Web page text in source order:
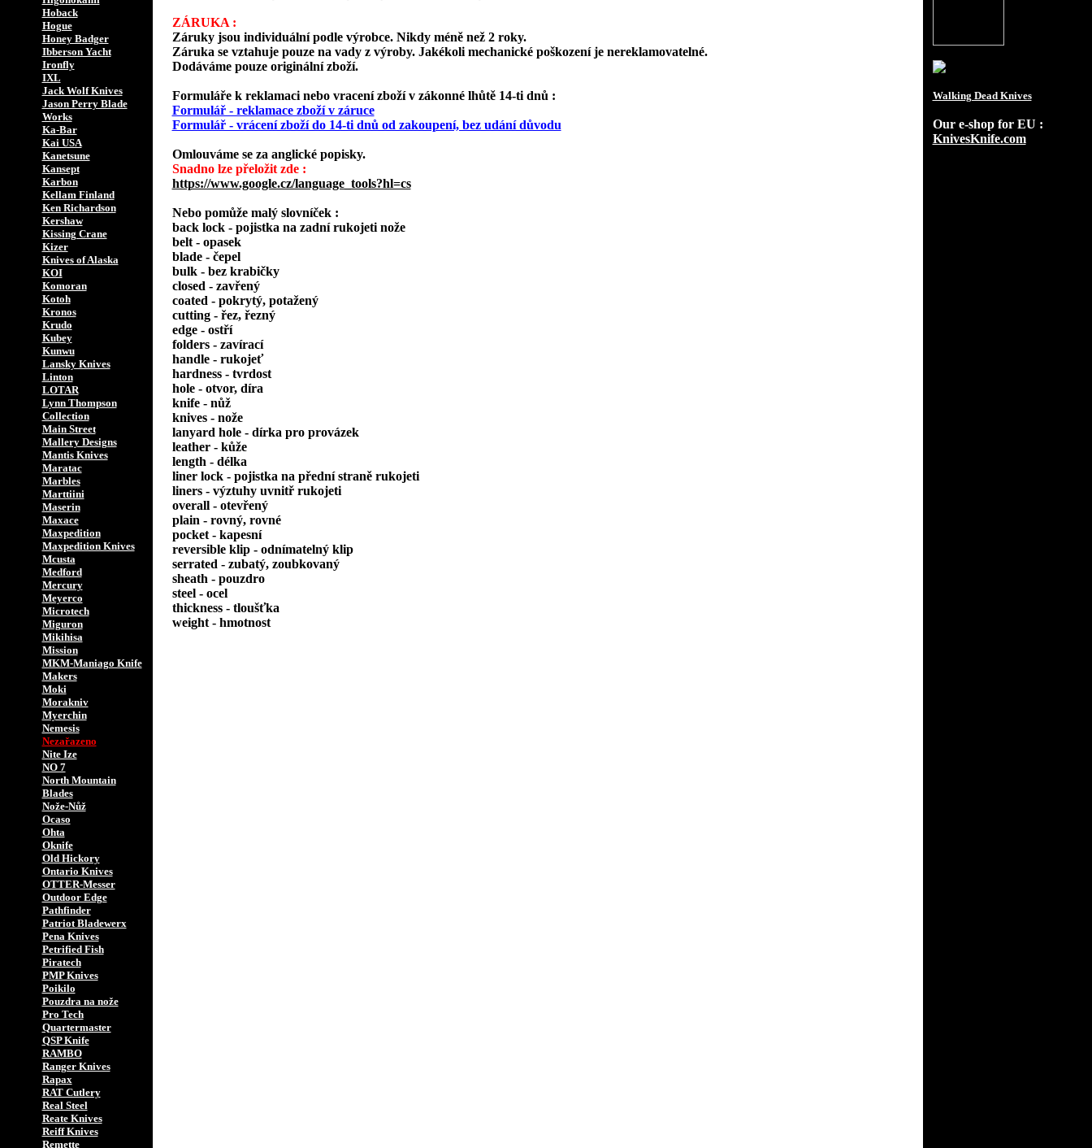
Hoback
Hogue
Honey Badger
Ibberson Yacht
Ironfly
IXL
Jack Wolf Knives
Jason Perry Blade
Works
Ka-Bar
Kai USA
Kanetsune
Kansept
Karbon
Kellam Finland
Ken Richardson
Kershaw
Kissing Crane
Kizer
Knives of Alaska
KOI
Komoran
Kotoh
Kronos
Krudo
Kubey
Kunwu
Lansky Knives
Linton
LOTAR
Lynn Thompson
Collection
Main Street
Mallery Designs
Mantis Knives
Maratac
Marbles
Marttiini
Maserin
Maxace
Maxpedition
Maxpedition Knives
Mcusta
Medford
Mercury
Meyerco
Microtech
Miguron
Mikihisa
Mission
MKM-Maniago Knife
Makers
Moki
Morakniv
Myerchin
Nemesis
Nezařazeno
Nite Ize
NO 7
North Mountain
Blades
Nože-Nůž
Ocaso
Ohta
Oknife
Old Hickory
Ontario Knives
OTTER-Messer
Outdoor Edge
Pathfinder
Patriot Bladewerx
Pena Knives
Petrified Fish
Piratech
PMP Knives
Poikilo
Pouzdra na nože
Pro Tech
Quartermaster
QSP Knife
RAMBO
Ranger Knives
Rapax
RAT Cutlery
Real Steel
Reate Knives
Reiff Knives
Remette
ZÁRUKA :
Záruky jsou individuální podle výrobce. Nikdy méně než 2 roky.
Záruka se vztahuje pouze na vady z výroby. Jakékoli mechanické poškození je nereklamovatelné.
Dodáváme pouze originální zboží.
Formuláře k reklamaci nebo vracení zboží v zákonné lhůtě 14-ti dnů :
Formulář - reklamace zboží v záruce
Formulář - vrácení zboží do 14-ti dnů od zakoupení, bez udání důvodu
Omlouváme se za anglické popisky.
Snadno lze přeložit zde :
https://www.google.cz/language_tools?hl=cs
Nebo pomůže malý slovníček :
back lock - pojistka na zadní rukojeti nože
belt - opasek
blade - čepel
bulk - bez krabičky
closed - zavřený
coated - pokrytý, potažený
cutting - řez, řezný
edge - ostří
folders - zavírací
handle - rukojeť
hardness - tvrdost
hole - otvor, díra
knife - nůž
knives - nože
lanyard hole - dírka pro provázek
leather - kůže
length - délka
liner lock - pojistka na přední straně rukojeti
liners - výztuhy uvnitř rukojeti
overall - otevřený
plain - rovný, rovné
pocket - kapesní
reversible klip - odnímatelný klip
serrated - zubatý, zoubkovaný
sheath - pouzdro
steel - ocel
thickness - tloušťka
weight - hmotnost
Walking Dead Knives
Our e-shop for EU :
KnivesKnife.com